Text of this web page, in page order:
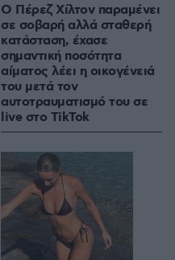
Ο Πέρεζ Χίλτον παραμένει
σε σοβαρή αλλά σταθερή
κατάσταση, έχασε
σημαντική ποσότητα
αίματος λέει η οικογένειά
του μετά τον
αυτοτραυματισμό του σε
live στο TikTok